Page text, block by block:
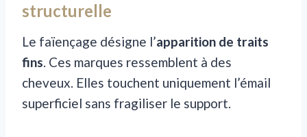
structurelle
Le faïençage désigne l’apparition de traits
fins. Ces marques ressemblent à des
cheveux. Elles touchent uniquement l’émail
superficiel sans fragiliser le support.